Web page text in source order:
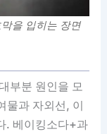
을 입히는 장면
부분 원인을 모
물과 자외선, 이
. 베이킹소다+과